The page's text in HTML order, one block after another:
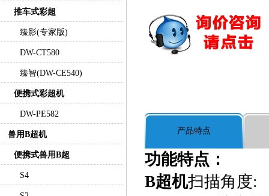
推车式彩超
臻影(专家版)
DW-CT580
臻智(DW-CE540)
便携式彩超机
DW-PE582
兽用B超机
便携式兽用B超
S4
产品特点
功能特点：
B超机扫描角度: